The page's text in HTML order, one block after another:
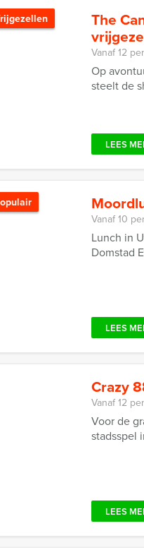
The
Vanaf 12
Op
steelt de
LEES
Vanaf 10
Lunch in
Domstad
LEES
Crazy
Vanaf 12
Voor de
stadsspel
LEES